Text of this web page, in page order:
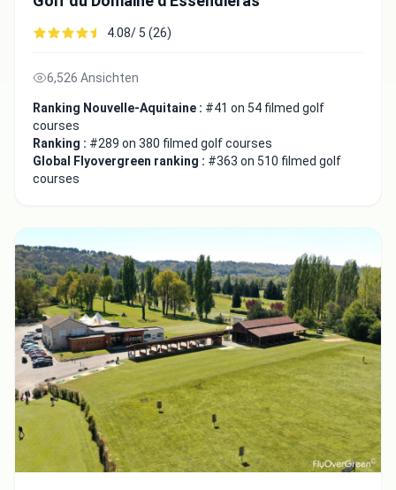
4.08/ 5 (26)
6,526 Ansichten
Ranking Nouvelle-Aquitaine : #41 on 54 filmed golf
courses
Ranking : #289 on 380 filmed golf courses
Global Flyovergreen ranking : #363 on 510 filmed golf
courses